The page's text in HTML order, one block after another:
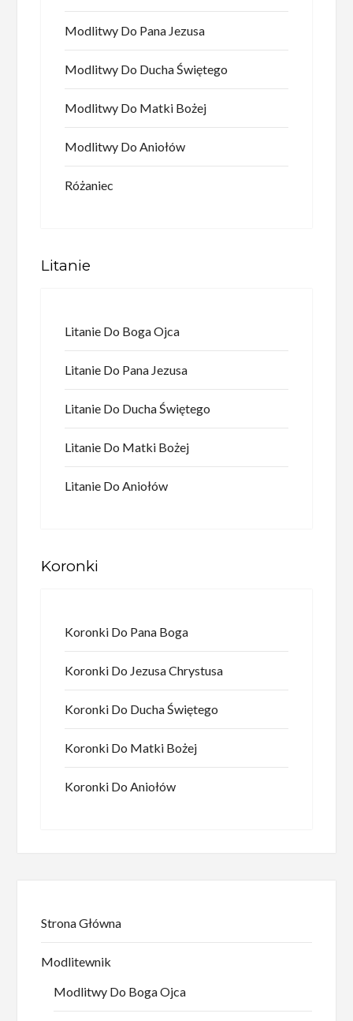
Modlitwy Do Pana Jezusa
Modlitwy Do Ducha Świętego
Modlitwy Do Matki Bożej
Modlitwy Do Aniołów
Różaniec
Litanie
Litanie Do Boga Ojca
Litanie Do Pana Jezusa
Litanie Do Ducha Świętego
Litanie Do Matki Bożej
Litanie Do Aniołów
Koronki
Koronki Do Pana Boga
Koronki Do Jezusa Chrystusa
Koronki Do Ducha Świętego
Koronki Do Matki Bożej
Koronki Do Aniołów
Strona Główna
Modlitewnik
Modlitwy Do Boga Ojca